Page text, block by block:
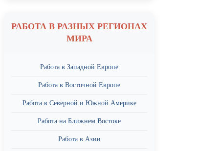
РАБОТА В РАЗНЫХ РЕГИОНАХ
МИРА
Работа в Западной Европе
Работа в Восточной Европе
Работа в Северной и Южной Америке
Работа на Ближнем Востоке
Работа в Азии